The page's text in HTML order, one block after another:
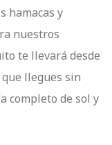
hamacas y
nuestros
te llevará desde
llegues sin
completo de sol y